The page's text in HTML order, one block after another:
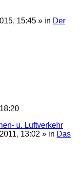
15:45 » in Der
u. Luftverkehr
13:02 » in Das